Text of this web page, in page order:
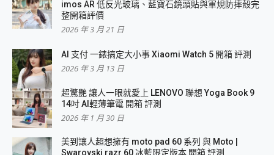
imos AR 低反光玻璃、藍寶石鏡頭貼與軍規防摔殼完
整開箱評價
2026 年 3 月 21 日
AI 支付 一錶搞定大小事 Xiaomi Watch 5 開箱 評測
2026 年 3 月 13 日
超驚艷 讓人一眼就愛上 LENOVO 聯想 Yoga Book 9
14吋 AI輕薄筆電 開箱 評測
2026 年 1 月 30 日
美到讓人超想擁有 moto pad 60 系列 與 Moto |
Swarovski razr 60 冰藍限定版本 開箱 評測